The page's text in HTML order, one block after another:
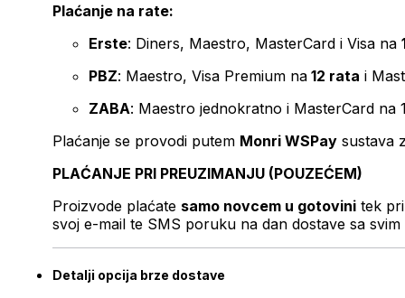
Plaćanje na rate:
Erste: Diners, Maestro, MasterCard i Visa na
PBZ: Maestro, Visa Premium na 12 rata i
ZABA: Maestro jednokratno i MasterCard na
Plaćanje se provodi putem Monri WSPay sustava
PLAĆANJE PRI PREUZIMANJU (POUZEĆEM)
Proizvode plaćate samo novcem u gotovini tek
svoj e-mail te SMS poruku na dan dostave sa svim
Detalji opcija brze dostave